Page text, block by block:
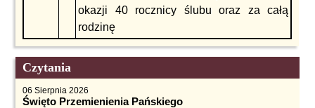
okazji 40 rocznicy ślubu oraz za całą
rodzinę
Czytania
06 Sierpnia 2026
Święto Przemienienia Pańskiego